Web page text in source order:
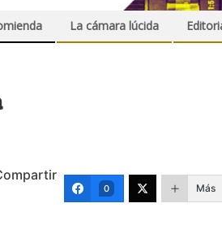
La cámara lúcida
0 Más